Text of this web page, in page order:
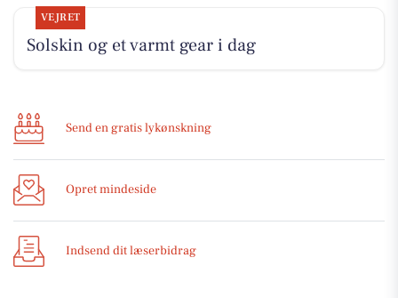
VEJRET
Solskin og et varmt gear i dag
Send en gratis lykønskning
Opret mindeside
Indsend dit læserbidrag